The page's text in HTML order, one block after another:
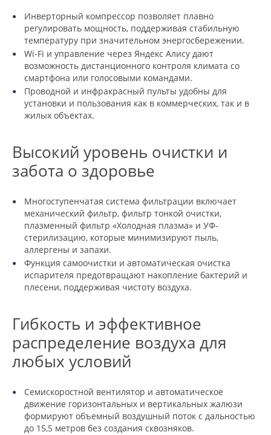
Инверторный компрессор позволяет плавно
регулировать мощность, поддерживая стабильную
температуру при значительном энергосбережении.
Wi-Fi и управление через Яндекс Алису дают
возможность дистанционного контроля климата со
смартфона или голосовыми командами.
Проводной и инфракрасный пульты удобны для
установки и пользования как в коммерческих, так и в
жилых объектах.
Высокий уровень очистки и
забота о здоровье
Многоступенчатая система фильтрации включает
механический фильтр, фильтр тонкой очистки,
плазменный фильтр «Холодная плазма» и УФ-
стерилизацию, которые минимизируют пыль,
аллергены и запахи.
Функция самоочистки и автоматическая очистка
испарителя предотвращают накопление бактерий и
плесени, поддерживая чистоту воздуха.
Гибкость и эффективное
распределение воздуха для
любых условий
Семискоростной вентилятор и автоматическое
движение горизонтальных и вертикальных жалюзи
формируют объемный воздушный поток с дальностью
до 15,5 метров без создания сквозняков.